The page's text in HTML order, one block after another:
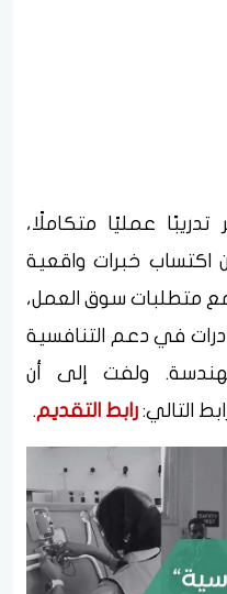
تدريبًا عمليًا متكاملًا،
خبرات واقعية
متطلبات سوق العمل،
في دعم التنافسية
ولفت إلى أن
التالي: رابط التقديم.